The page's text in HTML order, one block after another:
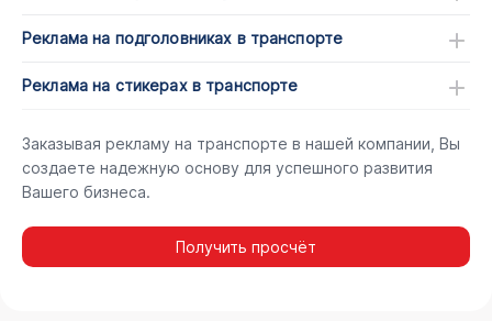
Реклама на подголовниках в транспорте
Реклама на стикерах в транспорте
Заказывая рекламу на транспорте в нашей компании, Вы
создаете надежную основу для успешного развития
Вашего бизнеса.
Получить просчёт